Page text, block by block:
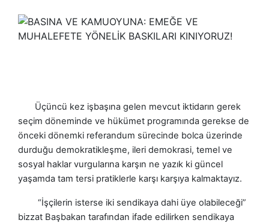
Üçüncü kez işbaşına gelen mevcut iktidarın gerek
seçim döneminde ve hükümet programında gerekse de
önceki dönemki referandum sürecinde bolca üzerinde
durduğu demokratikleşme, ileri demokrasi, temel ve
sosyal haklar vurgularına karşın ne yazık ki güncel
yaşamda tam tersi pratiklerle karşı karşıya kalmaktayız.
“İşçilerin isterse iki sendikaya dahi üye olabileceği”
bizzat Başbakan tarafından ifade edilirken sendikaya